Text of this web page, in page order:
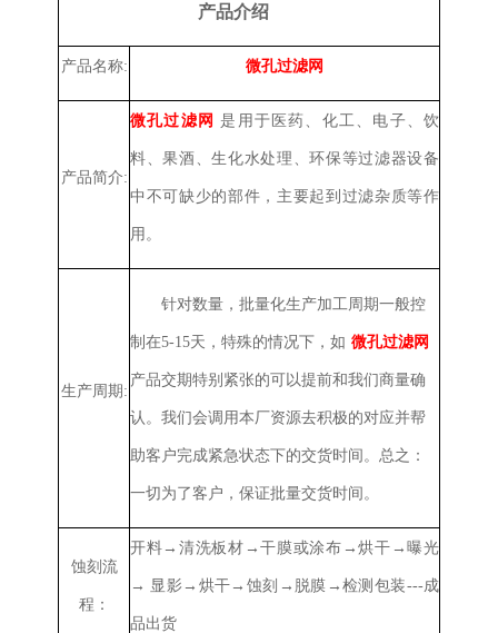
产品介绍
产品名称: 微孔过滤网
产品简介:
微孔过滤网 是用于 医药、化工、电子、饮
料、果酒、生化水处理、环保等过滤器设备
中不可缺少的部件，主要起到过滤杂质等作
用。
生产周期:
针对数量，批量化生产加工周期一般控
制在5-15天，特殊的情况下，如 微孔过滤网
产品交期特别紧张的可以提前和我们商量确
认。我们会调用本厂资源去积极的对应并帮
助客户完成紧急状态下的交货时间。总之：
一切为了客户，保证批量交货时间。
蚀刻流
程：
开料→清洗板材→干膜或涂布→烘干→曝光
→ 显影→烘干→蚀刻→脱膜→检测包装---成
品出货